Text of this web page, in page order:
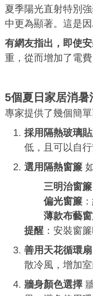
夏季陽光直射特別
中更為顯著。這是
有網友指出，即使
重，從而增加了電費
5個夏日家居消暑
專家提供了幾個簡
採用隔熱玻璃
低，且可以自
選用隔熱窗簾
三明治窗簾
偏光窗簾
薄款布藝
提醒 ：安裝窗
善用天花循環扇
散冷風，增加室
牆身顏色選擇